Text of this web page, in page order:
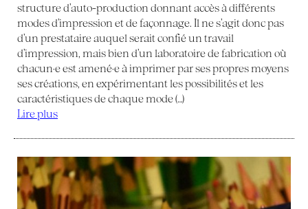
structure d’auto-production donnant accès à différents
modes d’impression et de façonnage. Il ne s’agit donc pas
d’un prestataire auquel serait confié un travail
d’impression, mais bien d’un laboratoire de fabrication où
chacun·e est amené·e à imprimer par ses propres moyens
ses créations, en expérimentant les possibilités et les
caractéristiques de chaque mode (…)
Lire plus